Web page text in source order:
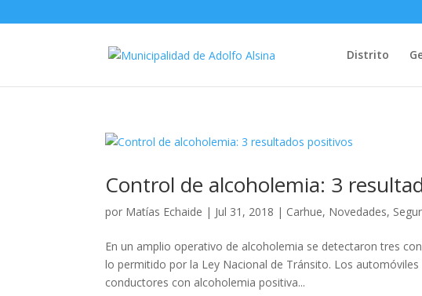
Distrito
Control de alcoholemia: 3
por Matías Echaide | Jul 31, 2018 | Carhue, Novedades,
En un amplio operativo de alcoholemia se detectaron tres
lo permitido por la Ley Nacional de Tránsito. Los
conductores con alcoholemia positiva...